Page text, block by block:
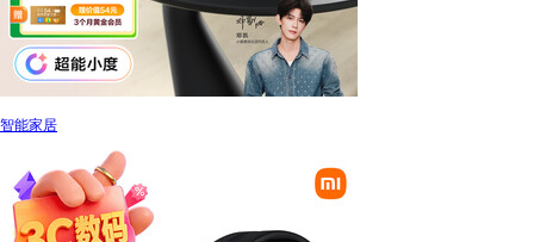
智能家居